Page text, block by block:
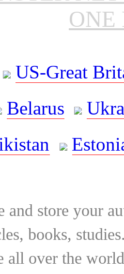
ONE
US-Great
Belarus
and store your
books,
all over the